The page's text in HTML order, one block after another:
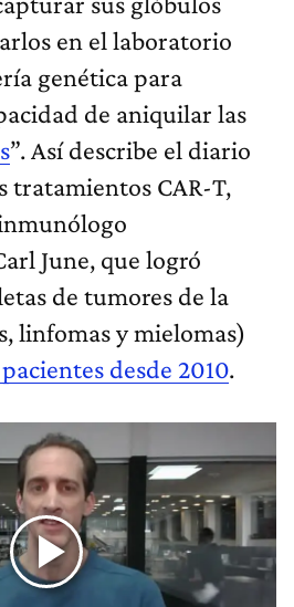
en el laboratorio
genética para
de aniquilar las
”. Así describe el diario
tratamientos CAR-T,
June, que logró
de tumores de la
linfomas y mielomas)
desde 2010.